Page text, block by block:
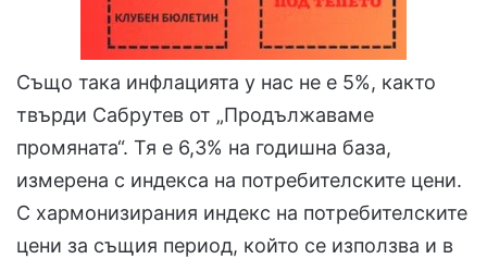
Също така инфлацията у нас не е 5%, както
твърди Сабрутев от „Продължаваме
промяната“. Тя е 6,3% на годишна база,
измерена с индекса на потребителските цени.
С хармонизирания индекс на потребителските
цени за същия период, който се използва и в